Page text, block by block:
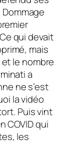
qui devait
mais
le nombre
a
ne s’est
la vidéo
Puis vint
COVID qui
les